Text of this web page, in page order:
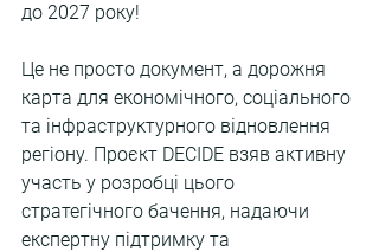
до 2027 року!
Це не просто документ, а дорожня
карта для економічного, соціального
та інфраструктурного відновлення
регіону. Проєкт DECIDE взяв активну
участь у розробці цього
стратегічного бачення, надаючи
експертну підтримку та